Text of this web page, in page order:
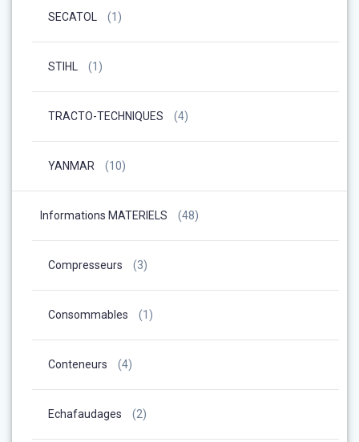
SECATOL (1)
STIHL (1)
TRACTO-TECHNIQUES (4)
YANMAR (10)
Informations MATERIELS (48)
Compresseurs (3)
Consommables (1)
Conteneurs (4)
Echafaudages (2)